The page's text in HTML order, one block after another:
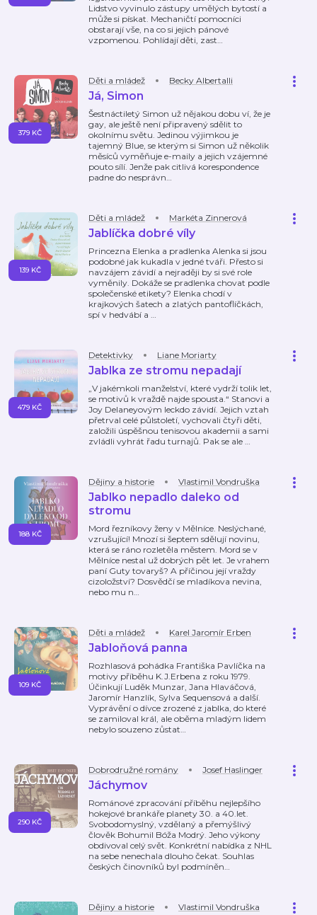
Lidstvo vyvinulo zástupy umělých bytostí a
může si pískat. Mechaničtí pomocníci
obstarají vše, na co si jejich pánové
vzpomenou. Pohlídají děti, zast…
Děti a mládež Becky Albertalli
Já, Simon
Šestnáctiletý Simon už nějakou dobu ví, že je
gay, ale ještě není připravený sdělit to
okolnímu světu. Jedinou výjimkou je
tajemný Blue, se kterým si Simon už několik
měsíců vyměňuje e-maily a jejich vzájemné
pouto sílí. Jenže pak citlivá korespondence
padne do nesprávn…
379 KČ
Děti a mládež Markéta Zinnerová
Jablíčka dobré víly
Princezna Elenka a pradlenka Alenka si jsou
podobné jak kukadla v jedné tváři. Přesto si
navzájem závidí a nejraději by si své role
vyměnily. Dokáže se pradlenka chovat podle
společenské etikety? Elenka chodí v
krajkových šatech a zlatých pantoflíčkách,
spí v hedvábí a …
139 KČ
Detektivky Liane Moriarty
Jablka ze stromu nepadají
„V jakémkoli manželství, které vydrží tolik let,
se motivů k vraždě najde spousta.“ Stanovi a
Joy Delaneyovým leckdo závidí. Jejich vztah
přetrval celé půlstoletí, vychovali čtyři děti,
založili úspěšnou tenisovou akademii a sami
zvládli vyhrát řadu turnajů. Pak se ale …
479 KČ
Dějiny a historie Vlastimil Vondruška
Jablko nepadlo daleko od
stromu
Mord řezníkovy ženy v Mělníce. Neslýchané,
vzrušující! Mnozí si šeptem sdělují novinu,
která se ráno rozletěla městem. Mord se v
Mělníce nestal už dobrých pět let. Je vrahem
paní Guty tovaryš? A příčinou její vraždy
cizoložství? Dosvědčí se mladíkova nevina,
nebo mu n…
188 KČ
Děti a mládež Karel Jaromír Erben
Jabloňová panna
Rozhlasová pohádka Františka Pavlíčka na
motivy příběhu K.J.Erbena z roku 1979.
Účinkují Luděk Munzar, Jana Hlaváčová,
Jaromír Hanzlík, Sylva Sequensová a další.
Vyprávění o dívce zrozené z jablka, do které
se zamiloval král, ale oběma mladým lidem
nebylo souzeno zůstat…
109 KČ
Dobrodružné romány Josef Haslinger
Jáchymov
Románové zpracování příběhu nejlepšího
hokejové brankáře planety 30. a 40.let.
Svobodomyslný, vzdělaný a přemýšlivý
člověk Bohumil Bóža Modrý. Jeho výkony
obdivoval celý svět. Konkrétní nabídka z NHL
na sebe nenechala dlouho čekat. Souhlas
českých činovníků byl podmíněn…
290 KČ
Dějiny a historie Vlastimil Vondruška